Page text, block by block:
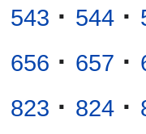
543 · 544 ·
656 · 657 ·
823 · 824 ·